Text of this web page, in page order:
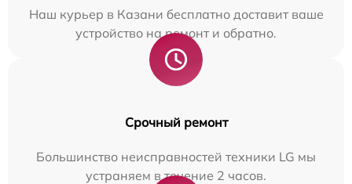
Наш курьер в Казани бесплатно доставит ваше
устройство на ремонт и обратно.
Срочный ремонт
Большинство неисправностей техники LG мы
устраняем в течение 2 часов.